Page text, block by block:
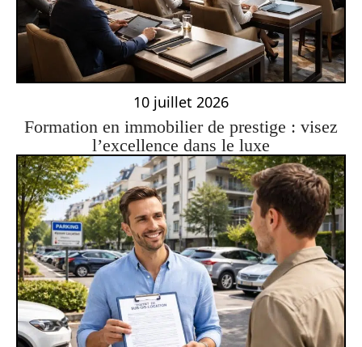
10 juillet 2026
Formation en immobilier de prestige : visez
l’excellence dans le luxe